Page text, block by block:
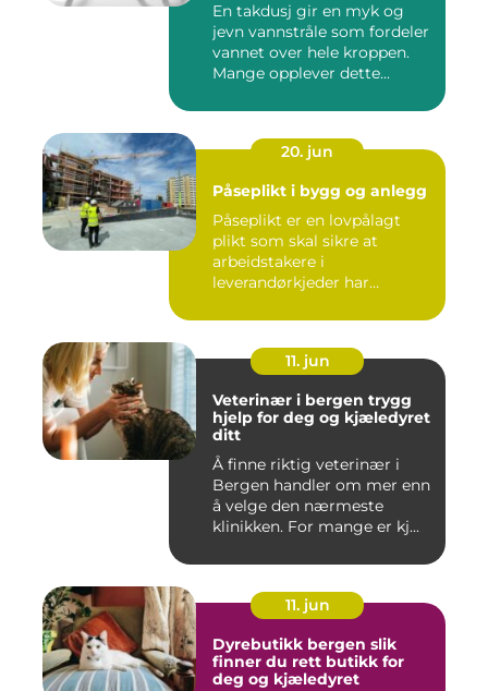
En takdusj gir en myk og
jevn vannstråle som fordeler
vannet over hele kroppen.
Mange opplever dette...
20. jun
Påseplikt i bygg og anlegg
Påseplikt er en lovpålagt
plikt som skal sikre at
arbeidstakere i
leverandørkjeder har
11. jun
Veterinær i bergen trygg
hjelp for deg og kjæledyret
ditt
Å finne riktig veterinær i
Bergen handler om mer enn
å velge den nærmeste
klinikken. For mange er kj...
11. jun
Dyrebutikk bergen slik
finner du rett butikk for
deg og kjæledyret